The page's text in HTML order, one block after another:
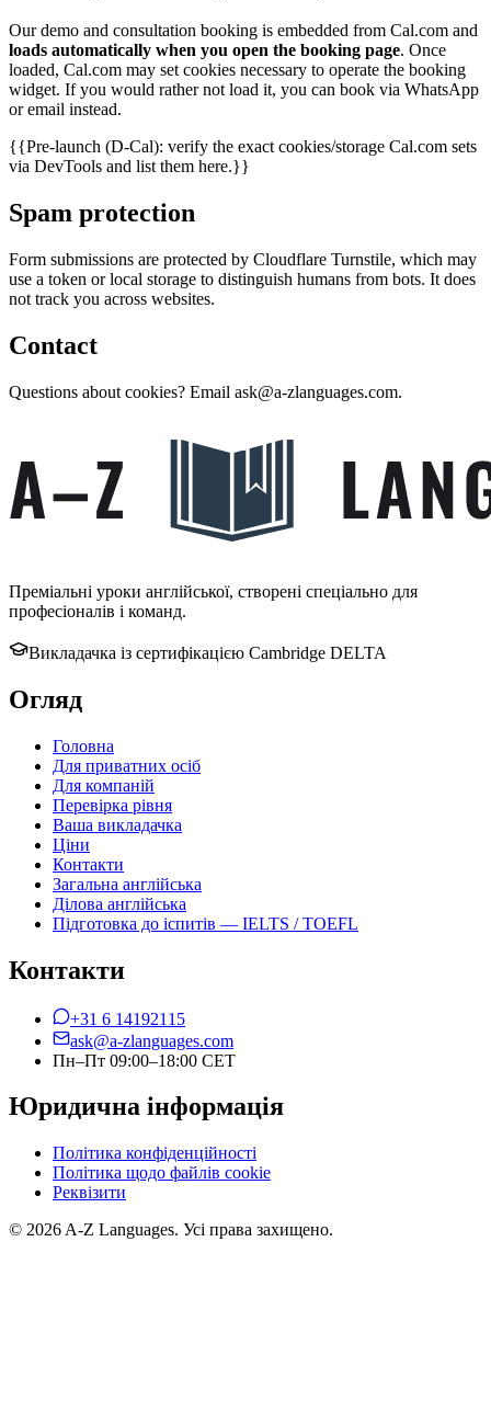
Our demo and consultation booking is embedded from Cal.com and
loads automatically when you open the booking page. Once
loaded, Cal.com may set cookies necessary to operate the booking
widget. If you would rather not load it, you can book via WhatsApp
or email instead.
{{Pre-launch (D-Cal): verify the exact cookies/storage Cal.com sets
via DevTools and list them here.}}
Spam protection
Form submissions are protected by Cloudflare Turnstile, which may
use a token or local storage to distinguish humans from bots. It does
not track you across websites.
Contact
Questions about cookies? Email ask@a-zlanguages.com.
Преміальні уроки англійської, створені спеціально для
професіоналів і команд.
Викладачка із сертифікацією Cambridge DELTA
Огляд
Головна
Для приватних осіб
Для компаній
Перевірка рівня
Ваша викладачка
Ціни
Контакти
Загальна англійська
Ділова англійська
Підготовка до іспитів — IELTS / TOEFL
Контакти
+31 6 14192115
ask@a-zlanguages.com
Пн–Пт 09:00–18:00 CET
Юридична інформація
Політика конфіденційності
Політика щодо файлів cookie
Реквізити
© 2026 A-Z Languages. Усі права захищено.